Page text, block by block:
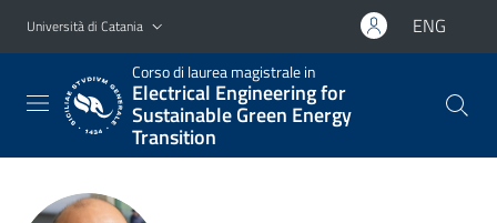
Vai al contenuto principale
Vai al menu di navigazione
Università di Catania ENG
Corso di laurea magistrale in
Electrical Engineering for
Sustainable Green Energy
Transition